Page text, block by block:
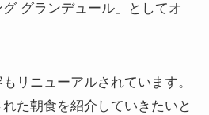
グ グランデュール」としてオ
リニューアルされています。
た朝食を紹介していきたいと